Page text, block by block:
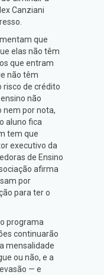
Canziani
que
elas não têm
que entram
não têm
risco de crédito
não
nem por nota,
aluno fica
tem que
executivo da
de Ensino
afirma
por
para ter o
programa
continuarão
mensalidade
ou não, e a
— e